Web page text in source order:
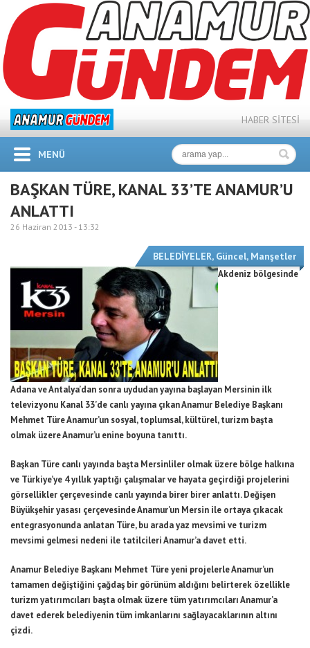
HABER SİTESİ
MENÜ
BAŞKAN TÜRE, KANAL 33’TE ANAMUR’U
ANLATTI
26 Haziran 2013 - 13:32
BELEDİYELER, Güncel, Manşetler
Akdeniz bölgesinde
Adana ve Antalya’dan sonra uydudan yayına başlayan Mersinin ilk
televizyonu Kanal 33’de canlı yayına çıkan Anamur Belediye Başkanı
Mehmet Türe Anamur’un sosyal, toplumsal, kültürel, turizm başta
olmak üzere Anamur’u enine boyuna tanıttı.
Başkan Türe canlı yayında başta Mersinliler olmak üzere bölge halkına
ve Türkiye’ye 4 yıllık yaptığı çalışmalar ve hayata geçirdiği projelerini
görsellikler çerçevesinde canlı yayında birer birer anlattı. Değişen
Büyükşehir yasası çerçevesinde Anamur’un Mersin ile ortaya çıkacak
entegrasyonunda anlatan Türe, bu arada yaz mevsimi ve turizm
mevsimi gelmesi nedeni ile tatilcileri Anamur’a davet etti.
Anamur Belediye Başkanı Mehmet Türe yeni projelerle Anamur’un
tamamen değiştiğini çağdaş bir görünüm aldığını belirterek özellikle
turizm yatırımcıları başta olmak üzere tüm yatırımcıları Anamur’a
davet ederek belediyenin tüm imkanlarını sağlayacaklarının altını
çizdi.